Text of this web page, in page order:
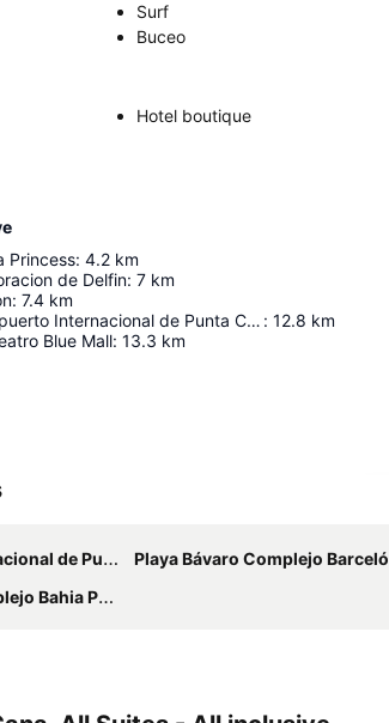
Surf
Buceo
Hotel boutique
Princess: 4.2 km
de Delfin: 7 km
: 7.4 km
Aeropuerto Internacional de Punta Cana : 12.8 km
Blue Mall: 13.3 km
de Punta Cana Playa Bávaro Complejo Barceló Bávaro
Principe Bavaro